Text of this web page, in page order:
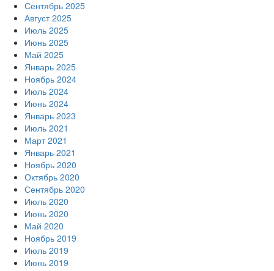
Сентябрь 2025
Август 2025
Июль 2025
Июнь 2025
Май 2025
Январь 2025
Ноябрь 2024
Июль 2024
Июнь 2024
Январь 2023
Июль 2021
Март 2021
Январь 2021
Ноябрь 2020
Октябрь 2020
Сентябрь 2020
Июль 2020
Июнь 2020
Май 2020
Ноябрь 2019
Июль 2019
Июнь 2019